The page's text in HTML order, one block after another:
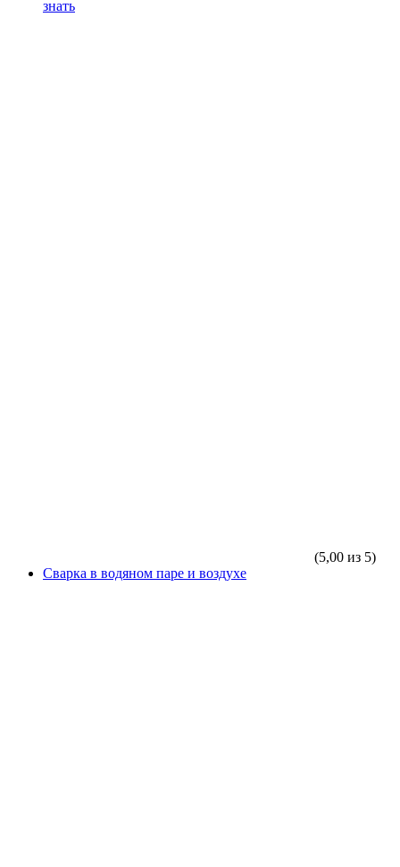
знать
(5,00 из 5)
Сварка в водяном паре и воздухе